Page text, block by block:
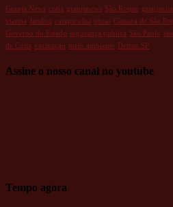
Granja News cotia granjanews São Roque
vianna
Jandira carapicuiba obras Câmara de São
Governo do Estado segurança pública São Paulo
de Cotia vacinação meio ambiente Detran.SP
Assine o nosso canal no youtube
Tempo agora